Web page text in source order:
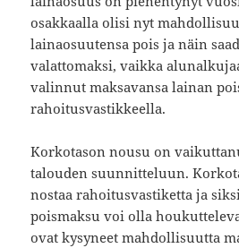
osakkaalla olisi nyt
lainaosuutensa pois ja näin
valattomaksi, vaikka
valinnut maksavansa lainan
rahoitusvastikkeella.
Korkotason nousu on
talouden suunnitteluun.
nostaa rahoitusvastiketta ja
poismaksu voi olla
ovat kysyneet mahdollisuutta